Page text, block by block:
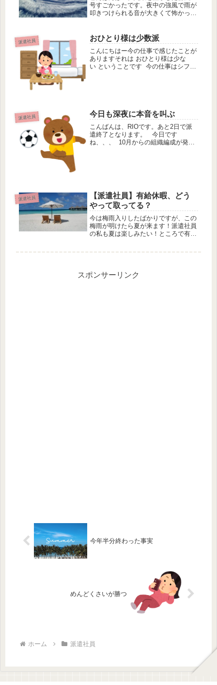
号すごかったです。夜中の強風で雨が
叩きつけられる音が大きくて怖かった
ず、さらにスマホから響く避難勧告の
音。何度も何度も鳴るけど、とても外
に...
派遣社員 おひとり様は少数派
こんにちはー今の仕事で感じたことが
ありますそれは おひとり様は少な
い ということです 今の仕事はシフト
派遣社員 今日も深夜に本音を叫ぶ
こんばんは、RIOです。あと2日で派
遣終了となります。 今日です
ね、、、 10月からの組織編成が発表
派遣社員
【派遣社員】有給休暇、どう
やって取ってる？
今は梅雨入りしたばかりですが、この
梅雨が明けたら夏が来ます！派遣社員
の私も夏は楽しみたい！ところで有給
際...
スポンサーリンク
今年半分終わった事実
めんどくさいが勝つ
ホーム 派遣社員